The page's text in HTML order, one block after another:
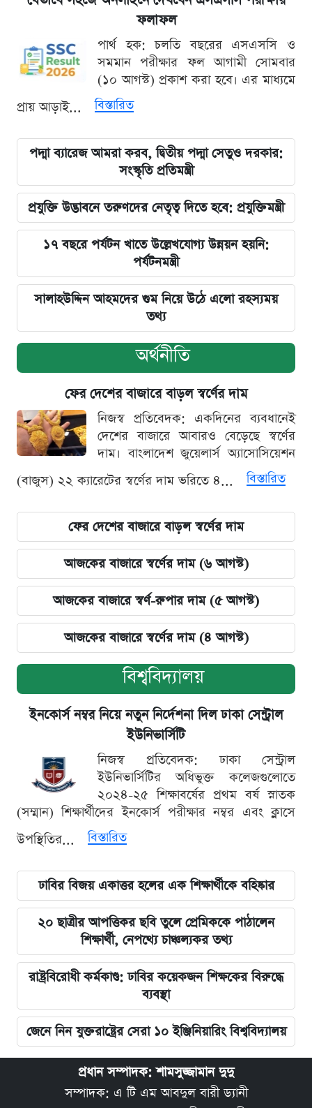
ফলাফল
পার্থ হক: চলতি বছরের এসএসসি ও
সমমান পরীক্ষার ফল আগামী সোমবার
(১০ আগস্ট) প্রকাশ করা হবে। এর মাধ্যমে
প্রায় আড়াই...
বিস্তারিত
পদ্মা ব্যারেজ আমরা করব, দ্বিতীয় পদ্মা সেতুও দরকার:
সংস্কৃতি প্রতিমন্ত্রী
প্রযুক্তি উদ্ভাবনে তরুণদের নেতৃত্ব দিতে হবে: প্রযুক্তিমন্ত্রী
১৭ বছরে পর্যটন খাতে উল্লেখযোগ্য উন্নয়ন হয়নি:
পর্যটনমন্ত্রী
সালাহউদ্দিন আহমদের গুম নিয়ে উঠে এলো রহস্যময়
তথ্য
অর্থনীতি
ফের দেশের বাজারে বাড়ল স্বর্ণের দাম
নিজস্ব প্রতিবেদক: একদিনের ব্যবধানেই
দেশের বাজারে আবারও বেড়েছে স্বর্ণের
দাম। বাংলাদেশ জুয়েলার্স অ্যাসোসিয়েশন
(বাজুস) ২২ ক্যারেটের স্বর্ণের দাম ভরিতে ৪...
বিস্তারিত
ফের দেশের বাজারে বাড়ল স্বর্ণের দাম
আজকের বাজারে স্বর্ণের দাম (৬ আগস্ট)
আজকের বাজারে স্বর্ণ-রুপার দাম (৫ আগস্ট)
আজকের বাজারে স্বর্ণের দাম (৪ আগস্ট)
বিশ্ববিদ্যালয়
ইনকোর্স নম্বর নিয়ে নতুন নির্দেশনা দিল ঢাকা সেন্ট্রাল
ইউনিভার্সিটি
নিজস্ব প্রতিবেদক: ঢাকা সেন্ট্রাল
ইউনিভার্সিটির অধিভুক্ত কলেজগুলোতে
২০২৪-২৫ শিক্ষাবর্ষের প্রথম বর্ষ স্নাতক
(সম্মান) শিক্ষার্থীদের ইনকোর্স পরীক্ষার নম্বর এবং ক্লাসে
উপস্থিতির...
বিস্তারিত
ঢাবির বিজয় একাত্তর হলের এক শিক্ষার্থীকে বহিষ্কার
২০ ছাত্রীর আপত্তিকর ছবি তুলে প্রেমিককে পাঠালেন
শিক্ষার্থী, নেপথ্যে চাঞ্চল্যকর তথ্য
রাষ্ট্রবিরোধী কর্মকাণ্ড: ঢাবির কয়েকজন শিক্ষকের বিরুদ্ধে
ব্যবস্থা
জেনে নিন যুক্তরাষ্ট্রের সেরা ১০ ইঞ্জিনিয়ারিং বিশ্ববিদ্যালয়
প্রধান সম্পাদক: শামসুজ্জামান দুদু
সম্পাদক: এ টি এম আবদুল বারী ড্যানী